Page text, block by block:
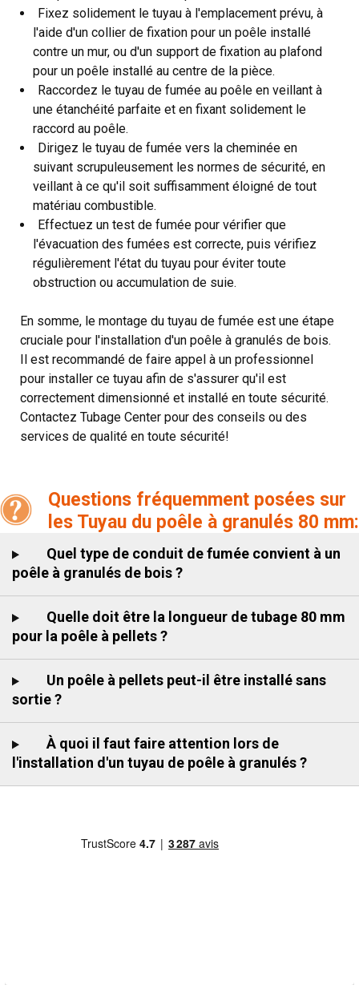
Fixez solidement le tuyau à l'emplacement prévu, à
l'aide d'un collier de fixation pour un poêle installé
contre un mur, ou d'un support de fixation au plafond
pour un poêle installé au centre de la pièce.
Raccordez le tuyau de fumée au poêle en veillant à
une étanchéité parfaite et en fixant solidement le
raccord au poêle.
Dirigez le tuyau de fumée vers la cheminée en
suivant scrupuleusement les normes de sécurité, en
veillant à ce qu'il soit suffisamment éloigné de tout
matériau combustible.
Effectuez un test de fumée pour vérifier que
l'évacuation des fumées est correcte, puis vérifiez
régulièrement l'état du tuyau pour éviter toute
obstruction ou accumulation de suie.
En somme, le montage du tuyau de fumée est une étape
cruciale pour l'installation d'un poêle à granulés de bois.
Il est recommandé de faire appel à un professionnel
pour installer ce tuyau afin de s'assurer qu'il est
correctement dimensionné et installé en toute sécurité.
Contactez Tubage Center pour des conseils ou des
services de qualité en toute sécurité!
Questions fréquemment posées sur
les Tuyau du poêle à granulés 80 mm:
Quel type de conduit de fumée convient à un
poêle à granulés de bois ?
Quelle doit être la longueur de tubage 80 mm
pour la poêle à pellets ?
Un poêle à pellets peut-il être installé sans
sortie ?
À quoi il faut faire attention lors de
l'installation d'un tuyau de poêle à granulés ?